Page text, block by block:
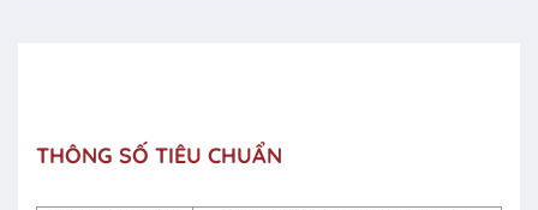
THÔNG SỐ TIÊU CHUẨN